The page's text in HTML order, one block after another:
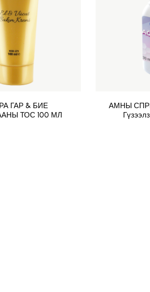
ГАР & БИЕ
ТОС 100 МЛ
АМНЫ